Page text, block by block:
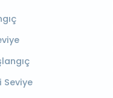
Seviye